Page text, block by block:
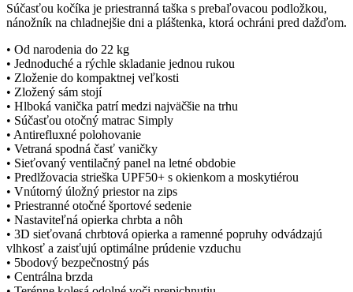
Súčasťou kočíka je priestranná taška s prebaľovacou podložkou,
nánožník na chladnejšie dni a pláštenka, ktorá ochráni pred dažďom.
• Od narodenia do 22 kg
• Jednoduché a rýchle skladanie jednou rukou
• Zloženie do kompaktnej veľkosti
• Zložený sám stojí
• Hlboká vanička patrí medzi najväčšie na trhu
• Súčasťou otočný matrac Simply
• Antirefluxné polohovanie
• Vetraná spodná časť vaničky
• Sieťovaný ventilačný panel na letné obdobie
• Predlžovacia strieška UPF50+ s okienkom a moskytiérou
• Vnútorný úložný priestor na zips
• Priestranné otočné športové sedenie
• Nastaviteľná opierka chrbta a nôh
• 3D sieťovaná chrbtová opierka a ramenné popruhy odvádzajú
vlhkosť a zaisťujú optimálne prúdenie vzduchu
• 5bodový bezpečnostný pás
• Centrálna brzda